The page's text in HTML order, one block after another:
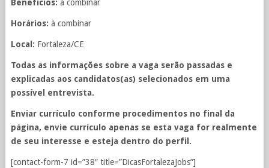
Benefícios: à combinar
Horários: à combinar
Local: Fortaleza/CE
Todas as informações sobre a vaga serão passadas e
explicadas aos candidatos(as) selecionados em uma
possível entrevista.
Enviar currículo conforme procedimentos no final da
página, envie currículo apenas se esta vaga for realmente
de seu interesse e esteja dentro do perfil.
[contact-form-7 id=”38″ title=”DicasFortalezaJobs”]